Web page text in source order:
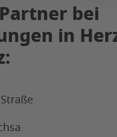
bei
in